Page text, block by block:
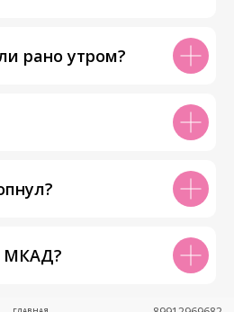
рано утром?
МКАД?